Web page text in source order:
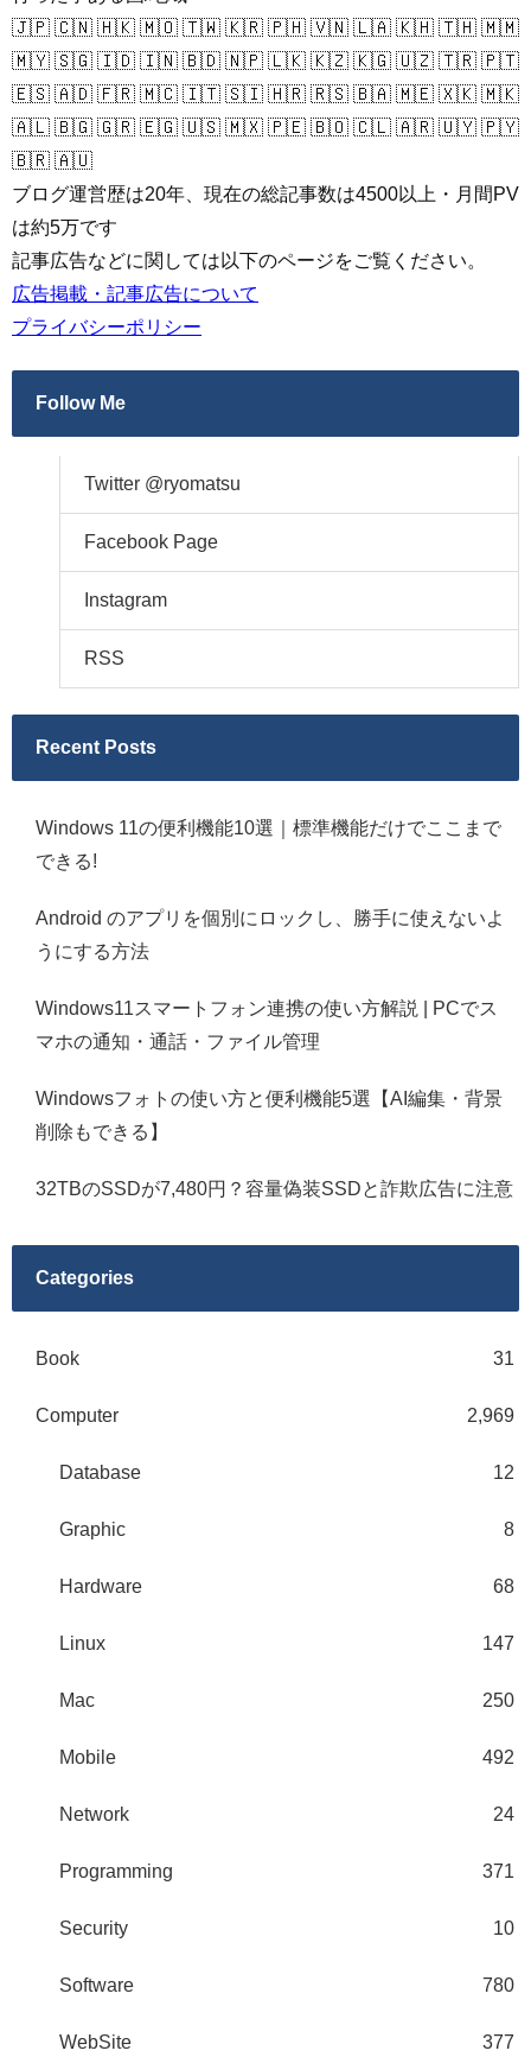
🇯🇵 🇨🇳 🇭🇰 🇲🇴 🇹🇼 🇰🇷 🇵🇭 🇻🇳 🇱🇦 🇰🇭 🇹🇭 🇲🇲
🇲🇾 🇸🇬 🇮🇩 🇮🇳 🇧🇩 🇳🇵 🇱🇰 🇰🇿 🇰🇬 🇺🇿 🇹🇷 🇵🇹
🇪🇸 🇦🇩 🇫🇷 🇲🇨 🇮🇹 🇸🇮 🇭🇷 🇷🇸 🇧🇦 🇲🇪 🇽🇰 🇲🇰
🇦🇱 🇧🇬 🇬🇷 🇪🇬 🇺🇸 🇲🇽 🇵🇪 🇧🇴 🇨🇱 🇦🇷 🇺🇾 🇵🇾
🇧🇷 🇦🇺
ブログ運営歴は20年、現在の総記事数は4500以上・月間PV
は約5万です
記事広告などに関しては以下のページをご覧ください。
広告掲載・記事広告について
プライバシーポリシー
Follow Me
Twitter @ryomatsu
Facebook Page
Instagram
RSS
Recent Posts
Windows 11の便利機能10選｜標準機能だけでここまで
できる!
Android のアプリを個別にロックし、勝手に使えないよ
うにする方法
Windows11スマートフォン連携の使い方解説 | PCでス
マホの通知・通話・ファイル管理
Windowsフォトの使い方と便利機能5選【AI編集・背景
削除もできる】
32TBのSSDが7,480円？容量偽装SSDと詐欺広告に注意
Categories
Book 31
Computer 2,969
Database 12
Graphic 8
Hardware 68
Linux 147
Mac 250
Mobile 492
Network 24
Programming 371
Security 10
Software 780
WebSite 377